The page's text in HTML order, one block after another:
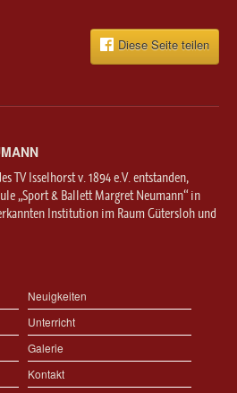
Diese Seite teilen
TV Isselhorst v. 1894 e.V. entstanden,
„Sport & Ballett Margret Neumann“ in
Institution im Raum Gütersloh und
Neuigkeiten
Unterricht
Galerie
Kontakt